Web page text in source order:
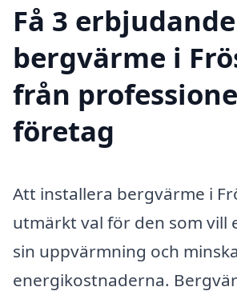
Få 3
bergvärme i
från
företag
Att installera bergvärme i
utmärkt val för den som vill
sin uppvärmning och minska
energikostnaderna.